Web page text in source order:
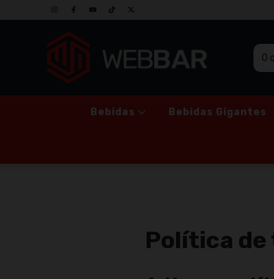
| ENTRE EM CONTATO PELO WHATSAPP
Bebidas Bebidas Gigantes
Política de